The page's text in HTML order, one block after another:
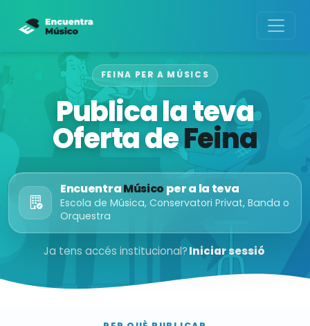
FEINA PER A MÚSICS
Publica la teva
Oferta deFeina
EncuentraMúsico per a la teva
Escola de Música, Conservatori Privat, Banda o
Orquestra
Ja tens accés institucional?Iniciar sessió